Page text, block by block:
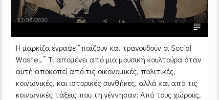
27/03/2020
Η μαρκίζα έγραφε “παίζουν και τραγουδούν οι Social
Waste…” Τι απομένει από μια μουσική κουλτούρα όταν
αυτή αποκοπεί από τις οικονομικές, πολιτικές,
κοινωνικές, και ιστορικές συνθήκες, αλλά και από τις
κοινωνικές τάξεις που τη γέννησαν; Από τους χώρους,